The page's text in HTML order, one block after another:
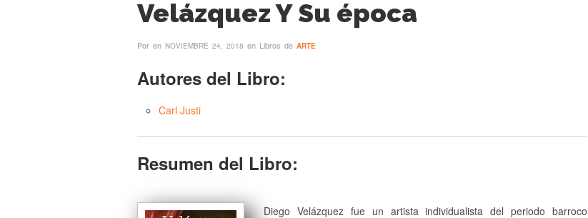
Velázquez Y Su época
Por en NOVIEMBRE 24, 2018 en Libros de ARTE
Autores del Libro:
Carl Justi
Resumen del Libro:
Diego Velázquez fue un artista individualista del periodo barroco